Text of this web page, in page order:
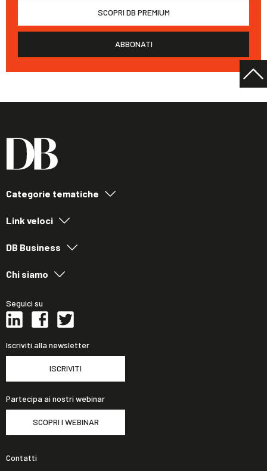
SCOPRI DB PREMIUM
ABBONATI
Categorie tematiche
Link veloci
DB Business
Chi siamo
Seguici su
Iscriviti alla newsletter
ISCRIVITI
Partecipa ai nostri webinar
SCOPRI I WEBINAR
Contatti